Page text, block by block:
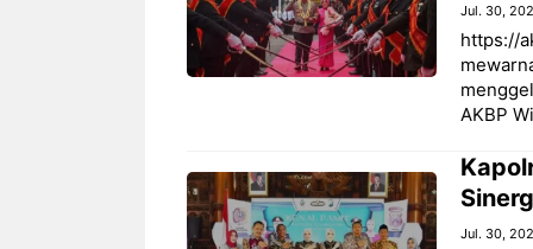
Jul. 30,
https://
AKBP
Jul. 30,